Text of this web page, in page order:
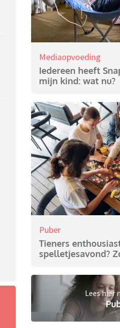
Mediaopvoeding
Iedereen heeft
mijn kind: wat nu?
Puber
Tieners
spelletjesavond?
Lees hier